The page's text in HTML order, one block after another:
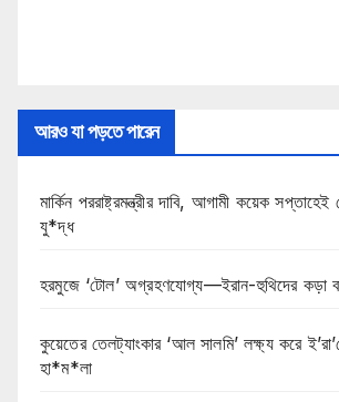
আরও যা পড়তে পারেন
মার্কিন পররাষ্ট্রমন্ত্রীর দাবি, আগামী কয়েক সপ্তাহেই
যু*দ্ধ
হরমুজে ‘টোল’ অগ্রহণযোগ্য—ইরান-হুথিদের কড়া
কুয়েতের তেলট্যাংকার ‘আল সালমি’ লক্ষ্য করে
হা*ম*লা